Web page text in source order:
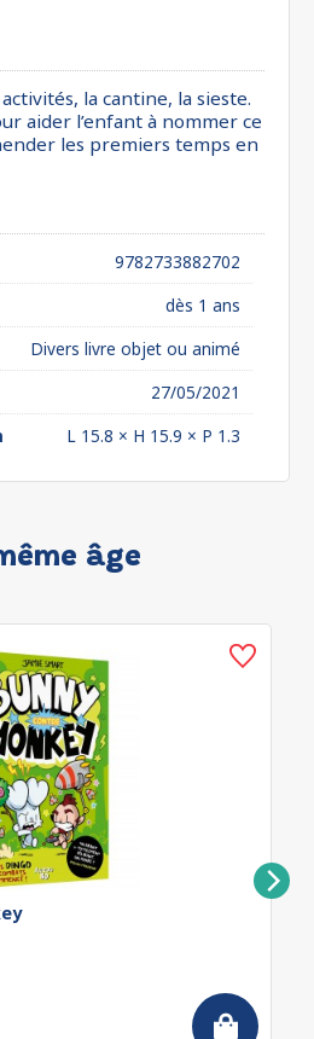
la cantine, la sieste.
aider l’enfant à nommer ce
les premiers temps en
9782733882702
dès 1 ans
Divers livre objet ou animé
27/05/2021
L 15.8 × H 15.9 × P 1.3
âge